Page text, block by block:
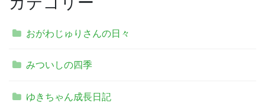
おがわじゅりさんの日々
みついしの四季
ゆきちゃん成長日記